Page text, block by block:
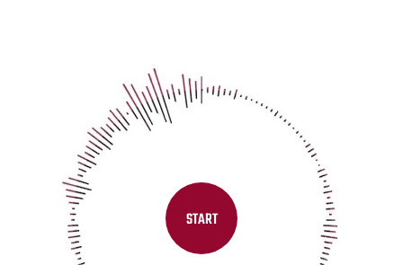
START